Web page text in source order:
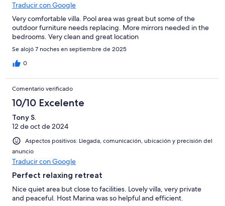
Traducir con Google
Very comfortable villa. Pool area was great but some of the
outdoor furniture needs replacing. More mirrors needed in the
bedrooms. Very clean and great location
Se alojó 7 noches en septiembre de 2025
0
Comentario verificado
10/10 Excelente
Tony S.
12 de oct de 2024
Aspectos positivos: Llegada, comunicación, ubicación y precisión del
anuncio
Traducir con Google
Perfect relaxing retreat
Nice quiet area but close to facilities. Lovely villa, very private
and peaceful. Host Marina was so helpful and efficient.